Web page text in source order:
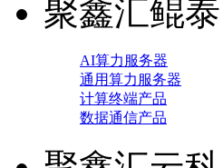
聚鑫汇鲲泰
AI算力服务器
通用算力服务器
计算终端产品
数据通信产品